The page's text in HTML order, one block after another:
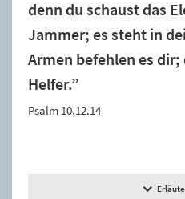
denn du schaust das
Jammer; es steht in
Armen befehlen es dir;
Helfer.”
Psalm 10,12.14